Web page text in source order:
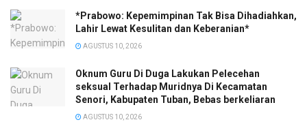
*Prabowo: Kepemimpinan Tak Bisa Dihadiahkan,
Lahir Lewat Kesulitan dan Keberanian*
AGUSTUS 10, 2026
Oknum Guru Di Duga Lakukan Pelecehan
seksual Terhadap Muridnya Di Kecamatan
Senori, Kabupaten Tuban, Bebas berkeliaran
AGUSTUS 10, 2026